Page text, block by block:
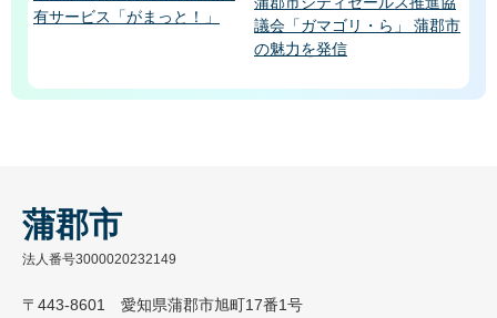
有サービス「がまっと！」
議会「ガマゴリ・ら」 蒲郡市
の魅力を発信
蒲郡市
法人番号3000020232149
〒443-8601 愛知県蒲郡市旭町17番1号